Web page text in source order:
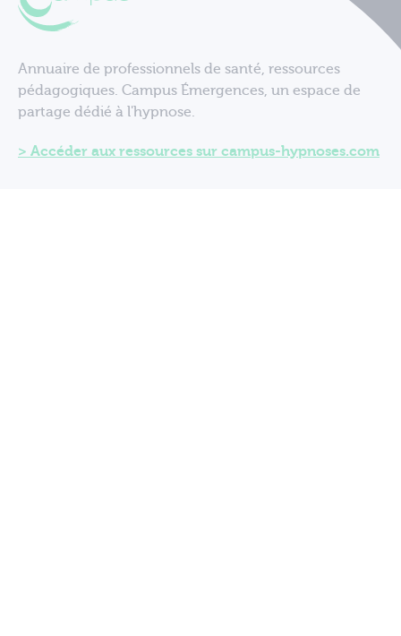
Annuaire de professionnels de santé, ressources
pédagogiques. Campus Émergences, un espace de
partage dédié à l'hypnose.
Accéder aux ressources sur campus-hypnoses.com